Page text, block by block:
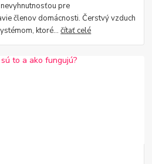
pre
členov domácnosti. Čerstvý vzduch
ktoré...čítať celé